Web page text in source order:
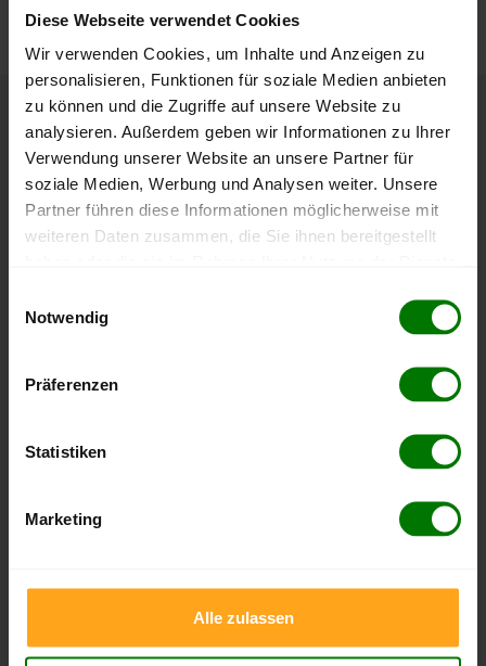
Diese Webseite verwendet Cookies
Wir verwenden Cookies, um Inhalte und Anzeigen zu
personalisieren, Funktionen für soziale Medien anbieten
zu können und die Zugriffe auf unsere Website zu
analysieren. Außerdem geben wir Informationen zu Ihrer
Verwendung unserer Website an unsere Partner für
soziale Medien, Werbung und Analysen weiter. Unsere
Partner führen diese Informationen möglicherweise mit
weiteren Daten zusammen, die Sie ihnen bereitgestellt
Notwendig
Präferenzen
Statistiken
Marketing
Alle zulassen
nachvollziehen.
Höchst- und Tiefststände der
Pelletspreise in Bad Eisenkappel
Die Tabelle zeigt die
Höchst- und Tiefststände der
. Das dazugehörige
Zeitraum
Tiefststand
07.07.2026
3 Monate 379,00 €
1 Jahr 409,00 €
23.07.2026
296,85 €